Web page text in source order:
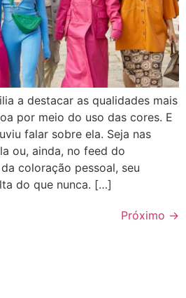
a destacar as qualidades mais
por meio do uso das cores. E
falar sobre ela. Seja nas
ou, ainda, no feed do
coloração pessoal, seu
do que nunca. […]
Próximo →